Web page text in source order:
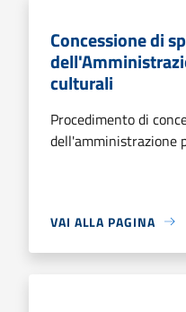
Concessione di
culturali
Procedimento di
VAI ALLA PAGINA